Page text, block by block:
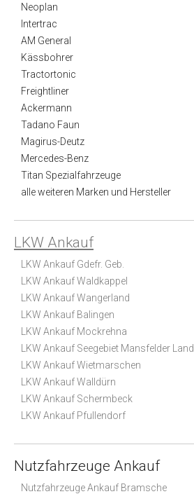
Neoplan
Intertrac
AM General
Kässbohrer
Tractortonic
Freightliner
Ackermann
Tadano Faun
Magirus-Deutz
Mercedes-Benz
Titan Spezialfahrzeuge
alle weiteren Marken und Hersteller
LKW Ankauf
LKW Ankauf Gdefr. Geb.
LKW Ankauf Waldkappel
LKW Ankauf Wangerland
LKW Ankauf Balingen
LKW Ankauf Mockrehna
LKW Ankauf Seegebiet Mansfelder Land
LKW Ankauf Wietmarschen
LKW Ankauf Walldürn
LKW Ankauf Schermbeck
LKW Ankauf Pfullendorf
Nutzfahrzeuge Ankauf
Nutzfahrzeuge Ankauf Bramsche